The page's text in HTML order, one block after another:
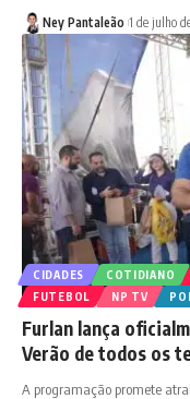
Ney Pantaleão 1 de julho
CIDADES COTIDIANO
FUTEBOL
NP TV
Furlan lança
Verão de todos os
A programação promete